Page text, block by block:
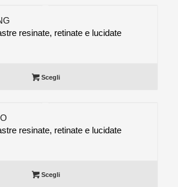
resinate, retinate e lucidate
Scegli
resinate, retinate e lucidate
Scegli